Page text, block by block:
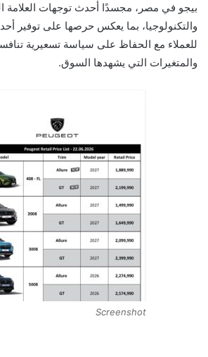
بيجو في مصر، مجسدًا أحدث توجهات العلامة
والتكنولوجيا، بما يعكس حرصها على توفير
للعملاء مع الحفاظ على سياسة تسعيرية
والمتغيرات التي يشهدها السوق.
Screenshot